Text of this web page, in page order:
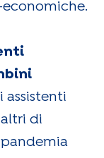
assistenti
di